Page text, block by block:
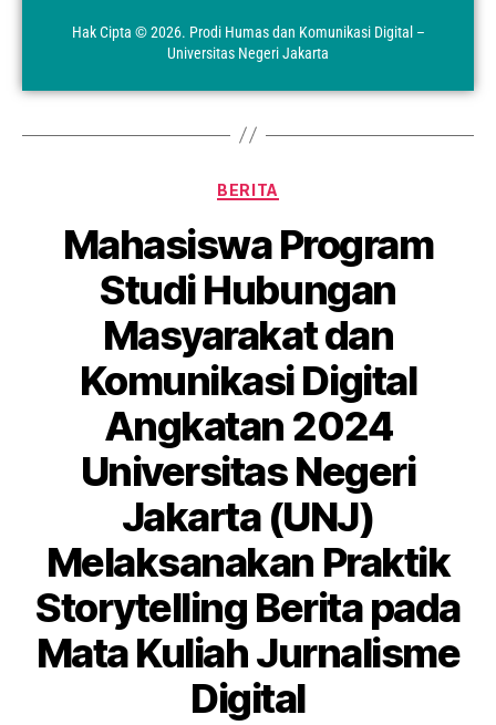
Hak Cipta © 2026. Prodi Humas dan Komunikasi Digital –
Universitas Negeri Jakarta
BERITA
Mahasiswa Program
Studi Hubungan
Masyarakat dan
Komunikasi Digital
Angkatan 2024
Universitas Negeri
Jakarta (UNJ)
Melaksanakan Praktik
Storytelling Berita pada
Mata Kuliah Jurnalisme
Digital